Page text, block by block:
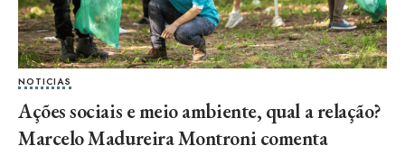
NOTICIAS
Ações sociais e meio ambiente, qual a relação?
Marcelo Madureira Montroni comenta